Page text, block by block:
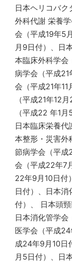
日本ヘリコバク
外科代謝 栄養
会（平成19年5
月9日付）、日
本臨床外科学会
病学会（平成
会（平成21年
（平成21年12
（平成22 年1
日本臨床栄養代
本整形・災害外
節病学会（平成
会（平成22年7
22年9月10日付
日付）、日本
付）、 日本頭
日本消化管学
医学会（平成
成24年9月10日
月5日付）、日